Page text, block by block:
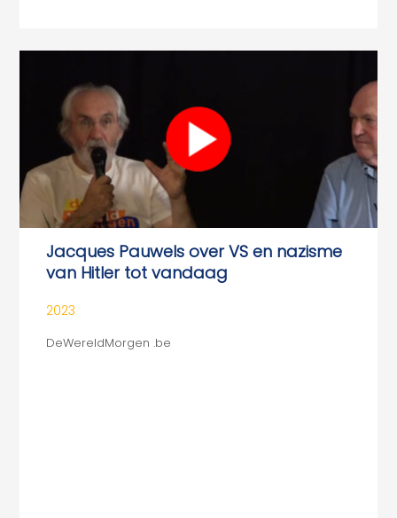
Jacques Pauwels over VS en nazisme
van Hitler tot vandaag
2023
DeWereldMorgen .be